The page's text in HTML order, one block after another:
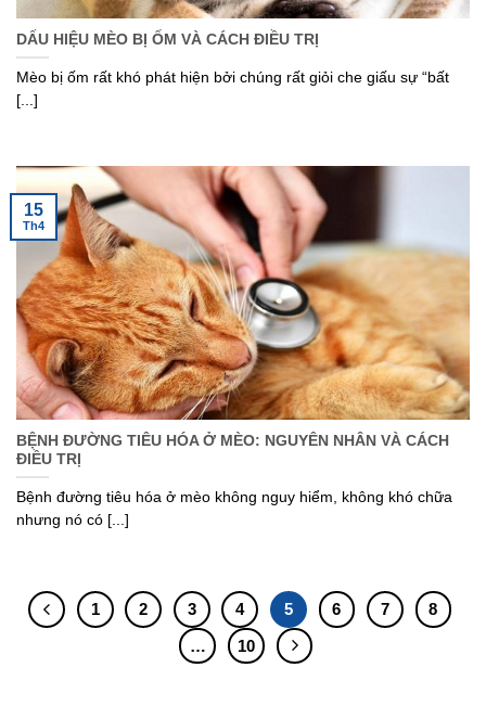
DẤU HIỆU MÈO BỊ ỐM VÀ CÁCH ĐIỀU TRỊ
Mèo bị ốm rất khó phát hiện bởi chúng rất giỏi che giấu sự “bất
[...]
BỆNH ĐƯỜNG TIÊU HÓA Ở MÈO: NGUYÊN NHÂN VÀ CÁCH
ĐIỀU TRỊ
Bệnh đường tiêu hóa ở mèo không nguy hiểm, không khó chữa
nhưng nó có [...]
15
Th4
1 2 3 4 5 6 7
8
…
10